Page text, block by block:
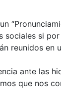
sociales si
reunidos
ante las
que nos